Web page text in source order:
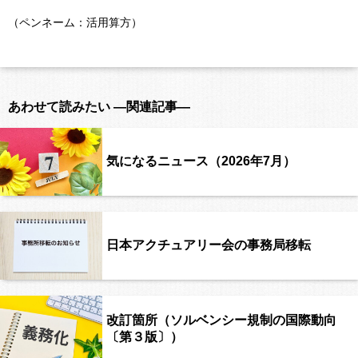
（ペンネーム：活用算方）
あわせて読みたい ―関連記事―
気になるニュース（2026年7月）
日本アクチュアリー会の事務局移転
改訂箇所（ソルベンシー規制の国際動向
〔第３版〕）